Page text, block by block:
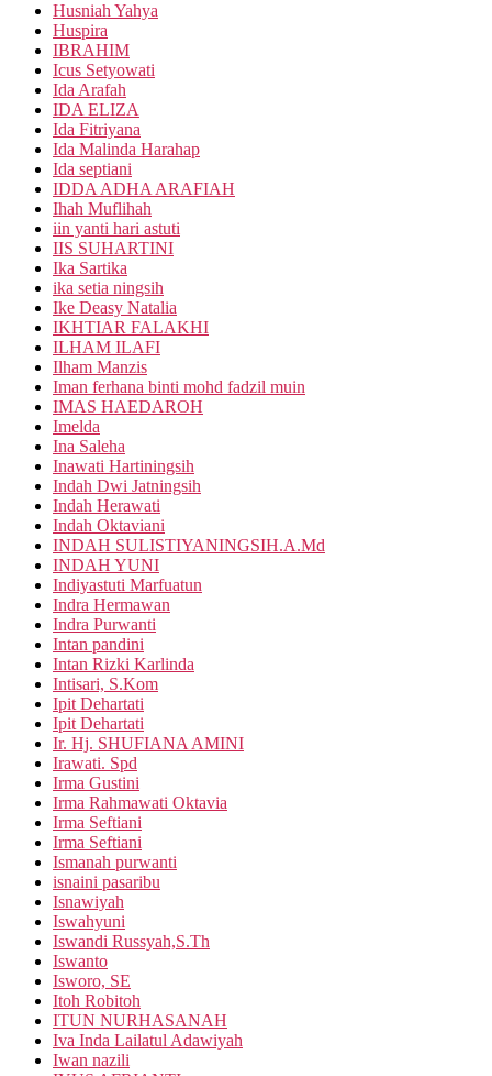
Husniah Yahya
Huspira
IBRAHIM
Icus Setyowati
Ida Arafah
IDA ELIZA
Ida Fitriyana
Ida Malinda Harahap
Ida septiani
IDDA ADHA ARAFIAH
Ihah Muflihah
iin yanti hari astuti
IIS SUHARTINI
Ika Sartika
ika setia ningsih
Ike Deasy Natalia
IKHTIAR FALAKHI
ILHAM ILAFI
Ilham Manzis
Iman ferhana binti mohd fadzil muin
IMAS HAEDAROH
Imelda
Ina Saleha
Inawati Hartiningsih
Indah Dwi Jatningsih
Indah Herawati
Indah Oktaviani
INDAH SULISTIYANINGSIH.A.Md
INDAH YUNI
Indiyastuti Marfuatun
Indra Hermawan
Indra Purwanti
Intan pandini
Intan Rizki Karlinda
Intisari, S.Kom
Ipit Dehartati
Ipit Dehartati
Ir. Hj. SHUFIANA AMINI
Irawati. Spd
Irma Gustini
Irma Rahmawati Oktavia
Irma Seftiani
Irma Seftiani
Ismanah purwanti
isnaini pasaribu
Isnawiyah
Iswahyuni
Iswandi Russyah,S.Th
Iswanto
Isworo, SE
Itoh Robitoh
ITUN NURHASANAH
Iva Inda Lailatul Adawiyah
Iwan nazili